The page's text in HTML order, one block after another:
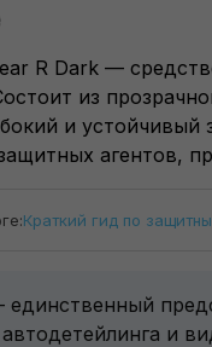
R Dark —
из
и
агентов,
Краткий гид по
единственный
и